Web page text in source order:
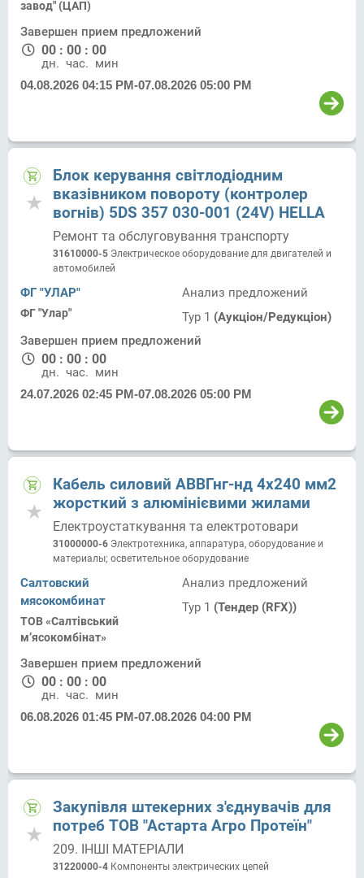
завод" (ЦАП)
Завершен прием предложений
00 : 00 : 00
дн. час. мин.
04.08.2026 04:15 PM-07.08.2026 05:00 PM
Блок керування світлодіодним
вказівником повороту (контролер
вогнів) 5DS 357 030-001 (24V) HELLA
Ремонт та обслуговування транспорту
31610000-5 Электрическое оборудование для двигателей и
автомобилей
ФГ "УЛАР"
ФГ "Улар"
Анализ предложений
Тур 1 (Аукціон/Редукціон)
Завершен прием предложений
00 : 00 : 00
дн. час. мин.
24.07.2026 02:45 PM-07.08.2026 05:00 PM
Кабель силовий АВВГнг-нд 4х240 мм2
жорсткий з алюмінієвими жилами
Електроустаткування та електротовари
31000000-6 Электротехника, аппаратура, оборудование и
материалы; осветительное оборудование
Салтовский
мясокомбинат
ТОВ «Салтівський
м’ясокомбінат»
Анализ предложений
Тур 1 (Тендер (RFX))
Завершен прием предложений
00 : 00 : 00
дн. час. мин.
06.08.2026 01:45 PM-07.08.2026 04:00 PM
Закупівля штекерних з'єднувачів для
потреб ТОВ "Астарта Агро Протеїн"
209. ІНШІ МАТЕРІАЛИ
31220000-4 Компоненты электрических цепей